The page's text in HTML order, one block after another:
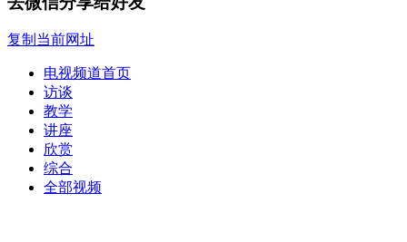
复制当前网址
电视频道首页
访谈
教学
讲座
欣赏
综合
全部视频